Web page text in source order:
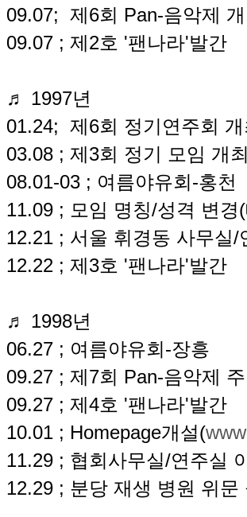
09.07; 제6회 Pan-음악제 개
09.07 ; 제2호 '팬나라'발간
♬ 1997년
01.24; 제6회 정기연주회
03.08 ; 제3회 정기 모임 개최
08.01-03 ; 여름야유회-홍천
11.09 ; 모임 명칭/성격 변
12.21 ; 서울 휘경동 사무실/
12.22 ; 제3호 '팬나라'발간
♬ 1998년
06.27 ; 여름야유회-장흥
09.27 ; 제7회 Pan-음악제
09.27 ; 제4호 '팬나라'발간
10.01 ; Homepage개설(
11.29 ; 협회사무실/연주실
12.29 ; 분당 재생 병원 위문